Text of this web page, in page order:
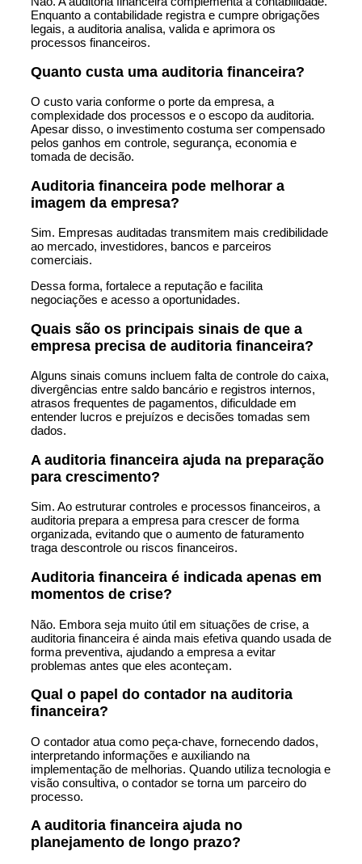
Enquanto a contabilidade registra e cumpre obrigações
legais, a auditoria analisa, valida e aprimora os
processos financeiros.
Quanto custa uma auditoria financeira?
O custo varia conforme o porte da empresa, a
complexidade dos processos e o escopo da auditoria.
Apesar disso, o investimento costuma ser compensado
pelos ganhos em controle, segurança, economia e
tomada de decisão.
Auditoria financeira pode melhorar a
imagem da empresa?
Sim. Empresas auditadas transmitem mais credibilidade
ao mercado, investidores, bancos e parceiros
comerciais.
Dessa forma, fortalece a reputação e facilita
negociações e acesso a oportunidades.
Quais são os principais sinais de que a
empresa precisa de auditoria financeira?
Alguns sinais comuns incluem falta de controle do caixa,
divergências entre saldo bancário e registros internos,
atrasos frequentes de pagamentos, dificuldade em
entender lucros e prejuízos e decisões tomadas sem
dados.
A auditoria financeira ajuda na preparação
para crescimento?
Sim. Ao estruturar controles e processos financeiros, a
auditoria prepara a empresa para crescer de forma
organizada, evitando que o aumento de faturamento
traga descontrole ou riscos financeiros.
Auditoria financeira é indicada apenas em
momentos de crise?
Não. Embora seja muito útil em situações de crise, a
auditoria financeira é ainda mais efetiva quando usada de
forma preventiva, ajudando a empresa a evitar
problemas antes que eles aconteçam.
Qual o papel do contador na auditoria
financeira?
O contador atua como peça-chave, fornecendo dados,
interpretando informações e auxiliando na
implementação de melhorias. Quando utiliza tecnologia e
visão consultiva, o contador se torna um parceiro do
processo.
A auditoria financeira ajuda no
planejamento de longo prazo?